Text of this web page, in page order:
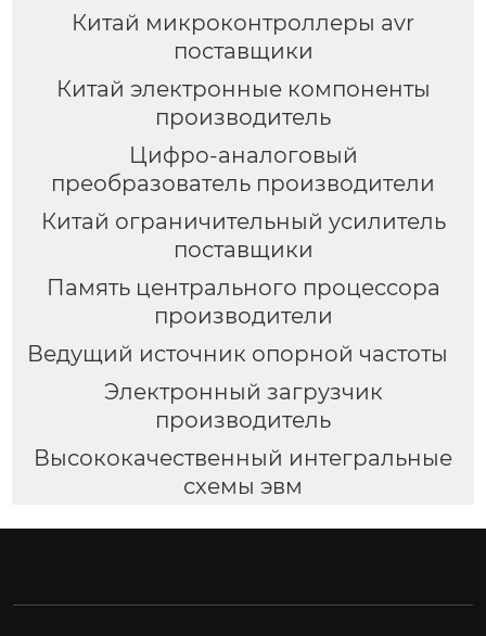
Китай микроконтроллеры avr
поставщики
Китай электронные компоненты
производитель
Цифро-аналоговый
преобразователь производители
Китай ограничительный усилитель
поставщики
Память центрального процессора
производители
Ведущий источник опорной частоты
Электронный загрузчик
производитель
Высококачественный интегральные
схемы эвм